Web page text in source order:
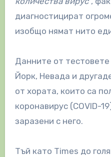
диагностицират
изобщо нямат нито
Данните от
Йорк, Невада и
от хората, които са
коронавирус (COVID-
заразени с него.
Тъй като Times до